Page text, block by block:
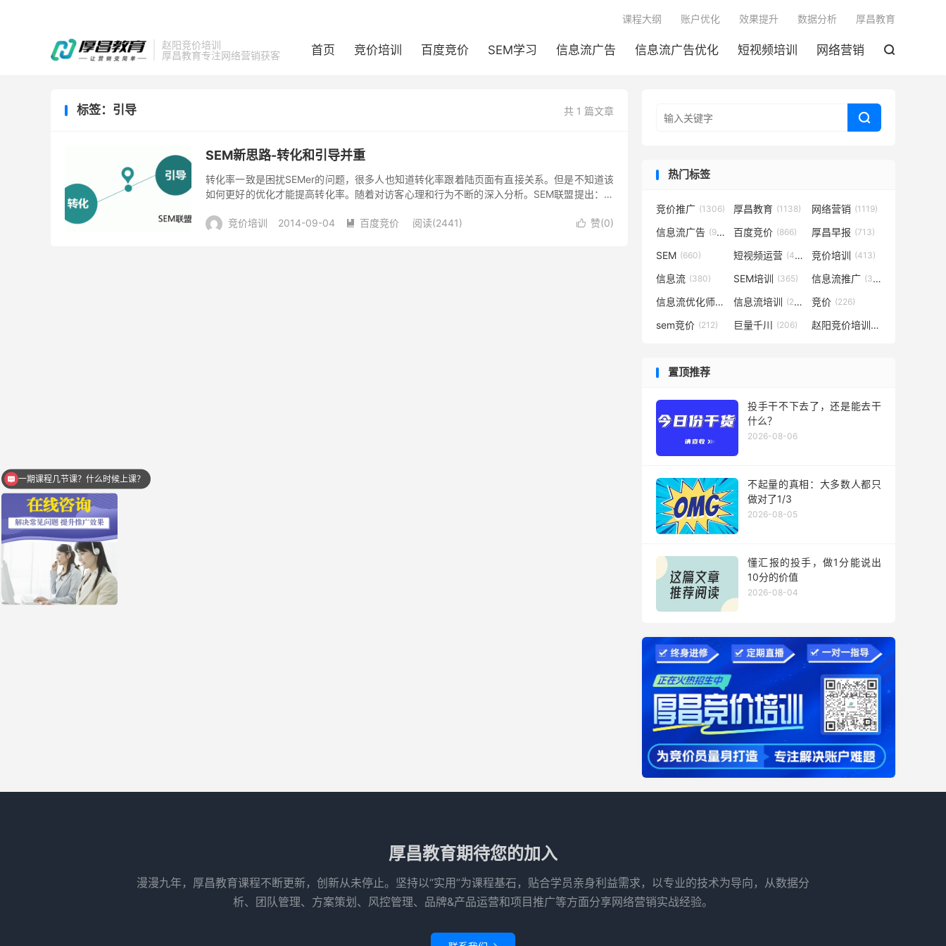
赵阳竞价培训
厚昌教育专注网络营销获客
首页 竞价培训 百度竞价 SEM学习 信息流广告 信息流广告优化 短视频培训 网络营销 
课程大纲 账户优化 效果提升 数据分析 厚昌教育
共 1 篇文章
标签：引导
SEM新思路-转化和引导并重
转化率一致是困扰SEMer的问题，很多人也知道转化率跟着陆页面有直接关系。但是不知道该
如何更好的优化才能提高转化率。随着对访客心理和行为不断的深入分析。SEM联盟提出：引
 赞(0)
竞价培训 2014-09-04  百度竞价 阅读(2441)

热门标签
竞价推广 (1306) 厚昌教育 (1138) 网络营销 (1119)
信息流广告 (932) 百度竞价 (866) 厚昌早报 (713)
SEM (660) 短视频运营 (431) 竞价培训 (413)
信息流 (380) SEM培训 (365) 信息流推广 (350)
信息流优化师(291)信息流培训 (281) 竞价 (226)
sem竞价 (212) 巨量千川 (206) 赵阳竞价培训(194)
置顶推荐
投手干不下去了，还是能去干
什么？
2026-08-06
不起量的真相：大多数人都只
做对了1/3
2026-08-05
懂汇报的投手，做1分能说出
10分的价值
2026-08-04
厚昌教育期待您的加入
漫漫九年，厚昌教育课程不断更新，创新从未停止。坚持以“实用”为课程基石，贴合学员亲身利益需求，以专业的技术为导向，从数据分
析、团队管理、方案策划、风控管理、品牌&产品运营和项目推广等方面分享网络营销实战经验。
一期课程几节课？什么时候上课？
学完后能提升效果吗？